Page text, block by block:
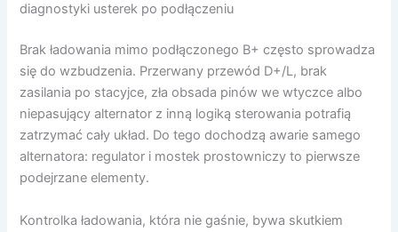
diagnostyki usterek po podłączeniu
Brak ładowania mimo podłączonego B+ często sprowadza
się do wzbudzenia. Przerwany przewód D+/L, brak
zasilania po stacyjce, zła obsada pinów we wtyczce albo
niepasujący alternator z inną logiką sterowania potrafią
zatrzymać cały układ. Do tego dochodzą awarie samego
alternatora: regulator i mostek prostowniczy to pierwsze
podejrzane elementy.
Kontrolka ładowania, która nie gaśnie, bywa skutkiem